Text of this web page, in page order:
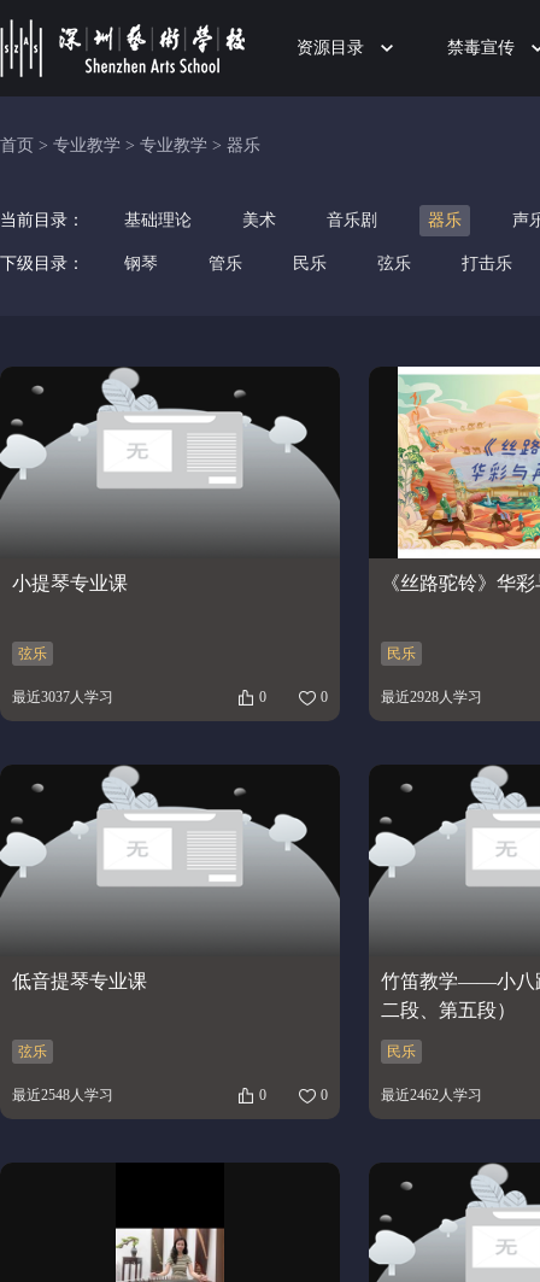
资源目录 禁毒宣传
首页 > 专业教学 > 专业教学 > 器乐
当前目录： 基础理论 美术 音乐剧 器乐 声
下级目录： 钢琴 管乐 民乐 弦乐 打击乐
小提琴专业课
弦乐
最近3037人学习 0 0
《丝路驼铃》华
民乐
最近2928人学习
低音提琴专业课
弦乐
最近2548人学习 0 0
竹笛教学——小八
二段、第五段）
民乐
最近2462人学习